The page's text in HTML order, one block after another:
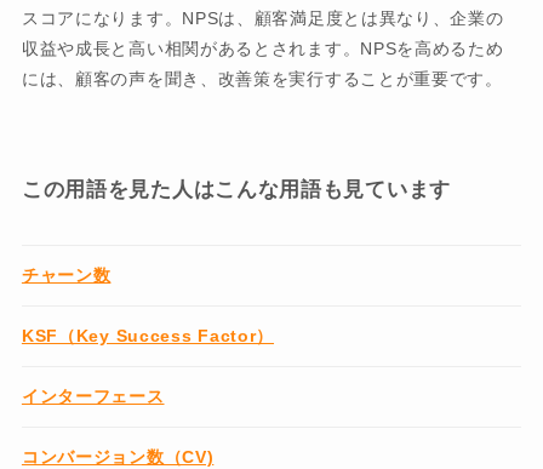
スコアになります。NPSは、顧客満足度とは異なり、企業の
収益や成長と高い相関があるとされます。NPSを高めるため
には、顧客の声を聞き、改善策を実行することが重要です。
この用語を見た人はこんな用語も見ています
チャーン数
KSF（Key Success Factor）
インターフェース
コンバージョン数（CV)